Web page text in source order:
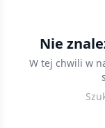
wynajęcia
Nie
W tej chwili w